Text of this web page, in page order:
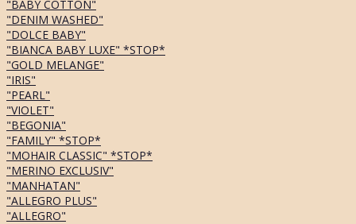
"BABY COTTON"
"DENIM WASHED"
"DOLCE BABY"
"BIANCA BABY LUXE" *STOP*
"GOLD MELANGE"
"IRIS"
"PEARL"
"VIOLET"
"BEGONIA"
"FAMILY" *STOP*
"MOHAIR CLASSIC" *STOP*
"MERINO EXCLUSIV"
"MANHATAN"
"ALLEGRO PLUS"
"ALLEGRO"